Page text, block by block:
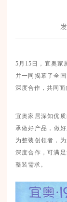
5月15日，宜奥家
并一同揭幕了全
深度合作，共同面
宜奥家居深知优
承做好产品，做好
为整装创领者，
深度合作，可满
整装需求。